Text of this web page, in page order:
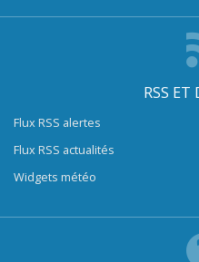
RSS ET
Flux RSS alertes
Flux RSS actualités
Widgets météo